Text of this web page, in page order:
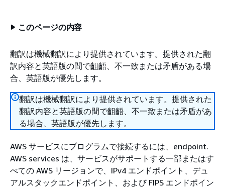
このページの内容
翻訳は機械翻訳により提供されています。提供された翻
訳内容と英語版の間で齟齬、不一致または矛盾がある場
合、英語版が優先します。
翻訳は機械翻訳により提供されています。提供された
翻訳内容と英語版の間で齟齬、不一致または矛盾があ
る場合、英語版が優先します。
AWS サービスにプログラムで接続するには、endpoint.
AWS services は、サービスがサポートする一部またはす
べての AWS リージョンで、IPv4 エンドポイント、デュ
アルスタックエンドポイント、および FIPS エンドポイン